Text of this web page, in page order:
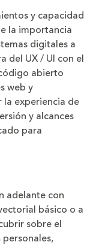
y capacidad
la importancia
digitales a
del UX / UI con el
abierto
web y
la experiencia de
y alcances
para
adelante con
básico o a
sobre el